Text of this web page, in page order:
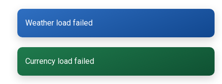
Weather load failed
Currency load failed